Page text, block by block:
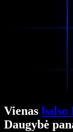
Vienas balso
Daugybė